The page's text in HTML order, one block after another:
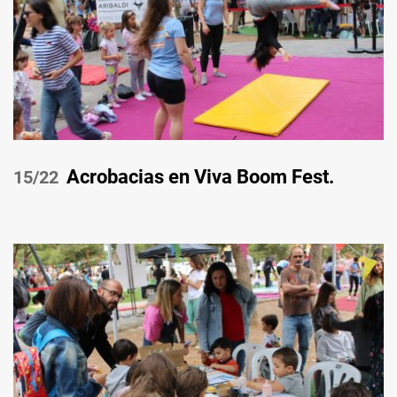
/22 Acrobacias en Viva Boom Fest.